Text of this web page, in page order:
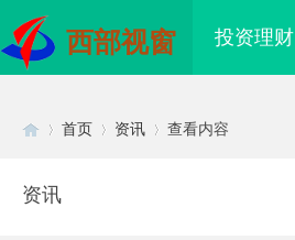
西部视窗 投资理财
首页 资讯 查看内容
资讯